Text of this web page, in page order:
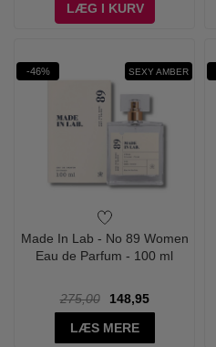
LÆG I KURV
-46% SEXY AMBER
Made In Lab - No 89 Women
Eau de Parfum - 100 ml
275,00
148,95
LÆS MERE